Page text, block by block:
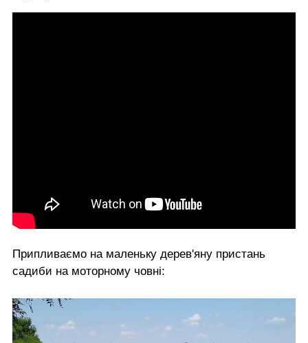
Припливаємо на маленьку дерев'яну пристань
садиби на моторному човні: